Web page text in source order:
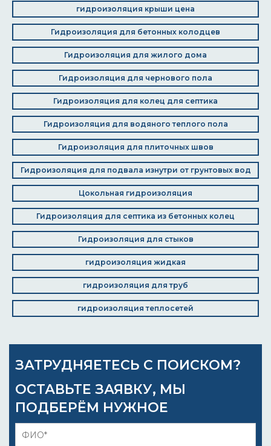
гидроизоляция крыши цена
Гидроизоляция для бетонных колодцев
Гидроизоляция для жилого дома
Гидроизоляция для чернового пола
Гидроизоляция для колец для септика
Гидроизоляция для водяного теплого пола
Гидроизоляция для плиточных швов
Гидроизоляция для подвала изнутри от грунтовых вод
Цокольная гидроизоляция
Гидроизоляция для септика из бетонных колец
Гидроизоляция для стыков
гидроизоляция жидкая
гидроизоляция для труб
гидроизоляция теплосетей
ЗАТРУДНЯЕТЕСЬ С ПОИСКОМ?
ОСТАВЬТЕ ЗАЯВКУ, МЫ
ПОДБЕРЁМ НУЖНОЕ